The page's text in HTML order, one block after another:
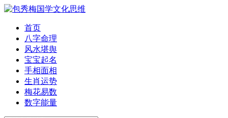
首页
八字命理
风水堪舆
宝宝起名
手相面相
生肖运势
梅花易数
数字能量